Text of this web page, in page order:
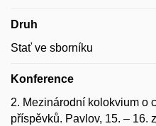
Druh
Stať ve sborníku
Konference
2. Mezinárodní kolokvium o
příspěvků. Pavlov, 15. – 16.